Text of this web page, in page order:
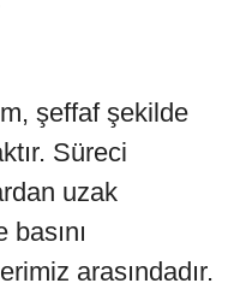
şeffaf şekilde
Süreci
uzak
arasındadır.